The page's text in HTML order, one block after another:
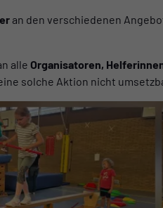
an den verschiedenen
alle Organisatoren,
solche Aktion nicht